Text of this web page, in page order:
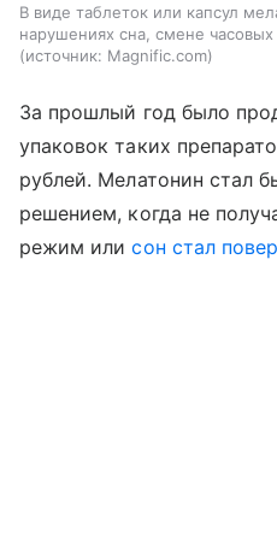
В виде таблеток или капсул
нарушениях сна, смене
источник: Magnific.com
За прошлый год было
упаковок таких
рублей. Мелатонин стал
решением, когда не
режим илисон стал